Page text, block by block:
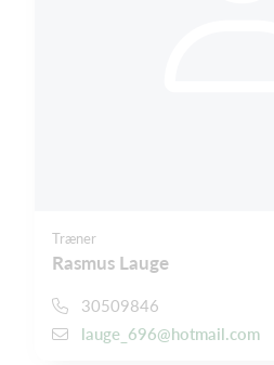
Træner
Rasmus Lauge
30509846
lauge_696@hotmail.com